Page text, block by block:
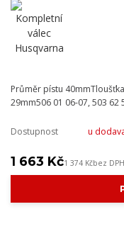
Průměr pístu
29mm506 01 06-07, 503 62
Dostupnost u
1 663 Kč1 374 Kčbez DPH